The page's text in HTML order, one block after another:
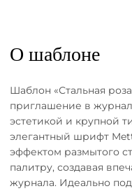
О шаблоне
Шаблон «Стальная
приглашение в
эстетикой и крупной
элегантный шрифт
эффектом размытого
палитру, создавая
журнала. Идеально